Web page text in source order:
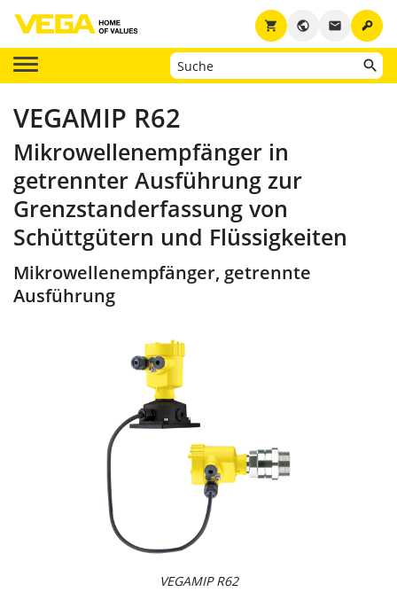
key
email
public
shopping_cart
VEGAMIP R62
Mikrowellenempfänger in
getrennter Ausführung zur
Grenzstanderfassung von
Schüttgütern und Flüssigkeiten
Mikrowellenempfänger, getrennte
Ausführung
VEGAMIP R62